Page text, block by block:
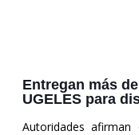
Entregan más
UGELES para
Autoridades